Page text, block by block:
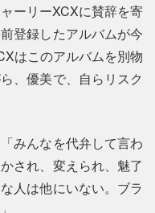
ーリーXCXに賛辞を寄
登録したアルバムが今
はこのアルバムを別物
、優美で、自らリスク
みんなを代弁して言わ
され、変えられ、魅了
人は他にいない。ブラ